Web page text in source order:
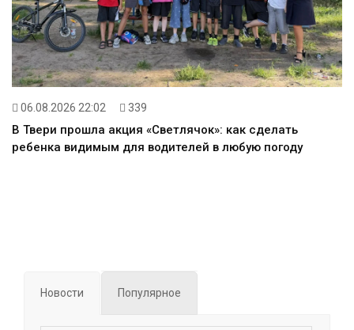
06.08.2026 22:02 339
В Твери прошла акция «Светлячок»: как сделать
ребенка видимым для водителей в любую погоду
Новости Популярное